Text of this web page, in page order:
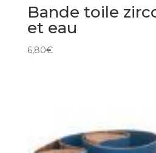
Bande toile
et eau
6,80€